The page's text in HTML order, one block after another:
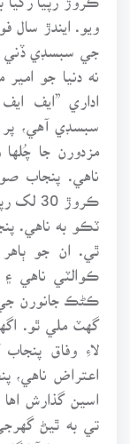
ويو. ايندڙ سال
جي سبسڊي ڏني
نه دنيا جو
اداري ”ايف
سبسڊي آهي،
مزدورن جا
ڪروڙ
ٽڪو به ناهي.
ٿي. ان جو
ڪوالٽي ناهي
ڪڻڪ جانورن جي
گهٽ ملي ٿو.
لاءِ وفاق
اعتراض ناهي،
اسين گذارش
تي به ٿيڻ
بصرن جا